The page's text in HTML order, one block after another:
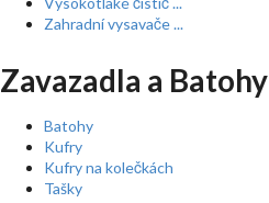
Zahradní vysavače ...
Zavazadla a Batohy
Batohy
Kufry
Kufry na kolečkách
Tašky